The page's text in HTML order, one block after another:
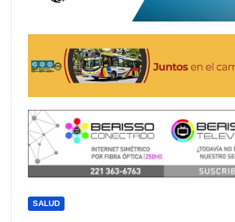
SALUD